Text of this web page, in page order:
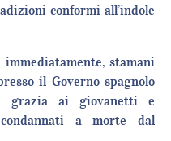
conformi all’indole
stamani
il Governo spagnolo
grazia ai giovanetti e
a morte dal